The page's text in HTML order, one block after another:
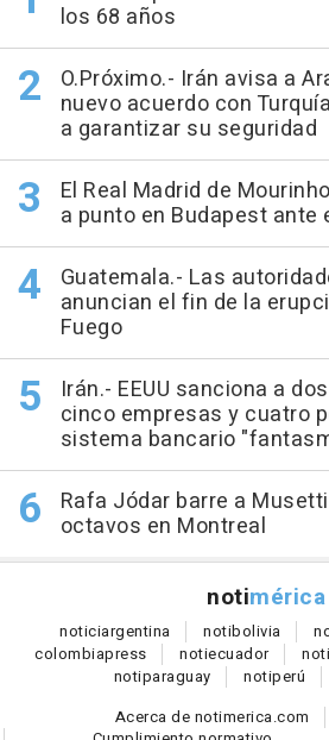
los 68 años
O.Próximo.- Irán avisa a
nuevo acuerdo con
a garantizar su seguridad
El Real Madrid de
a punto en Budapest ante
Guatemala.- Las
anuncian el fin de la
Fuego
Irán.- EEUU sanciona a
cinco empresas y cuatro
sistema bancario
Rafa Jódar barre a
octavos en Montreal
notimérica
noticiargentina notibolivia
colombiapress notiecuador
notiparaguay notiperú
Acerca de notimerica.com